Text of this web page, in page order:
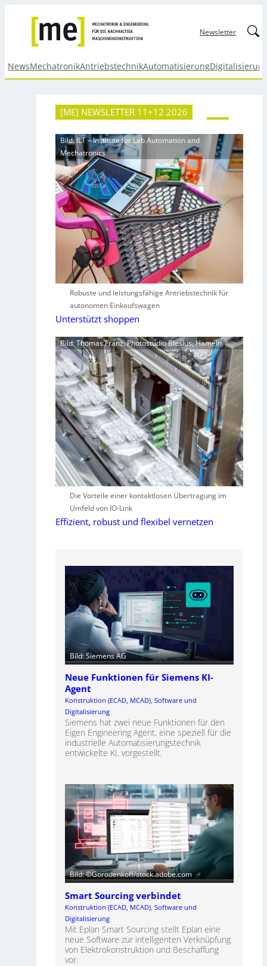
Newsletter
NewsMechatronikAntriebstechnikAutomatisierung
[ME] NEWSLETTER 11+12 2026
Bild: ILT – Institute for Lab Automation and
Mechatronics
Robuste und leistungsfähige Antriebstechnik für
autonomen Einkaufswagen
Unterstützt shoppen
Bild: Thomas Franz, Photostudio Blesius, Hameln
Die Vorteile einer kontaktlosen Übertragung im
Umfeld von IO-Link
Effizient, robust und flexibel vernetzen
Bild: Siemens AG
Neue Funktionen für Siemens KI-
Agent
Konstruktion (ECAD, MCAD) , Software und
Digitalisierung
Siemens hat zwei neue Funktionen für den
Eigen Engineering Agent, eine speziell für die
industrielle Automatisierungstechnik
entwickelte KI, vorgestellt.
Bild: ©Gorodenkoff/stock.adobe.com
Smart Sourcing verbindet
Konstruktion (ECAD, MCAD) , Software und
Digitalisierung
Mit Eplan Smart Sourcing stellt Eplan eine
neue Software zur intelligenten Verknüpfung
von Elektrokonstruktion und Beschaffung
vor.